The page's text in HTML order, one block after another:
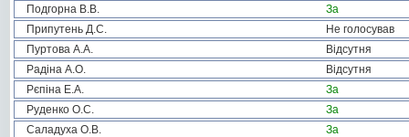
Подгорна В.В.
За
Припутень Д.С.
Не голосував
Пуртова А.А.
Відсутня
Радіна А.О.
Відсутня
Рєпіна Е.А.
За
Руденко О.С.
За
Саладуха О.В.
За